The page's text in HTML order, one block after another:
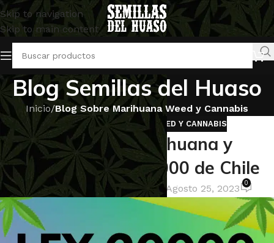
Skip to navigation
Skip to main content
Blog Semillas del Huaso
Inicio/Blog Sobre Marihuana Weed y Cannabis
BLOG SOBRE MARIHUANA WEED Y CANNABIS
Cultivo de Marihuana y
Consumo: Ley 20.000 de Chile
Jose Miguel GarciaActivado Agosto 25, 2023 0